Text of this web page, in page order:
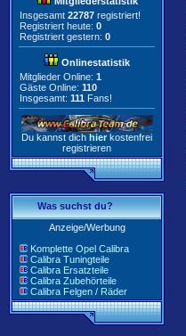
Insgesamt 22787 registriert!
Registriert heute: 0
Registriert gestern: 0
Onlinestatistik
Mitglieder Online: 1
Gäste Online: 110
Insgesamt: 111 Fans!
Du kannst dich hier kostenfrei
registrieren
Was suchst du?
Anzeige/Werbung
Komplette Opel Calibra
Calibra Tuningteile
Calibra Ersatzteile
Calibra Zubehörteile
Calibra Felgen / Räder